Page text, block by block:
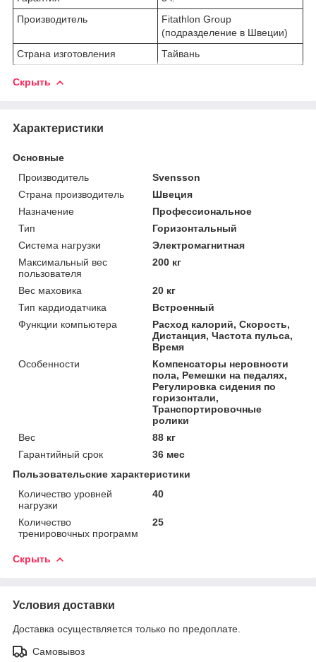
Производитель
Fitathlon Group
(подразделение в Швеции)
Страна изготовления
Тайвань
Скрыть
Характеристики
Основные
Производитель
Svensson
Страна производитель
Швеция
Назначение
Профессиональное
Тип
Горизонтальный
Система нагрузки
Электромагнитная
Максимальный вес
пользователя
200 кг
Вес маховика
20 кг
Тип кардиодатчика
Встроенный
Функции компьютера
Расход калорий, Скорость,
Дистанция, Частота пульса,
Время
Особенности
Компенсаторы неровности
пола, Ремешки на педалях,
Регулировка сидения по
горизонтали,
Транспортировочные
ролики
Вес
88 кг
Гарантийный срок
36 мес
Пользовательские характеристики
Количество уровней
нагрузки
40
Количество
тренировочных программ
25
Скрыть
Условия доставки
Доставка осуществляется только по предоплате.
Самовывоз